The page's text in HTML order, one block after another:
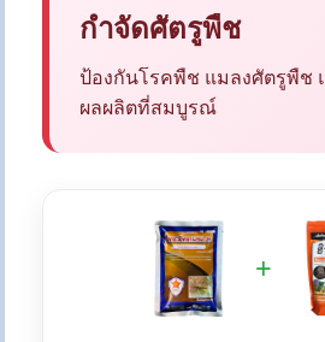
กำจัดศัตรูพืช
ป้องกันโรคพืช แมลงศัตรูพืช
ผลผลิตที่สมบูรณ์
+